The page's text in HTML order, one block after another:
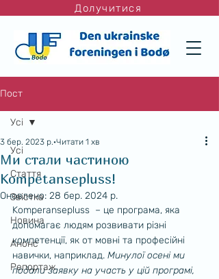
Долучитися
Пост
Усі
Стаття
Звістка
Новина
Анонс
Репортаж
Усі
Ми стали частиною
Kompetansepluss!
3 бер. 2023 р. Читати 1 хв
Оновлено: 28 бер. 2024 р.
Komperansepluss  – це програма, яка
допомагає людям розвивати різні
компетенції, як от мовні та професійні
навички, наприклад. Минулої осені ми
подали заявку на участь у цій програмі,